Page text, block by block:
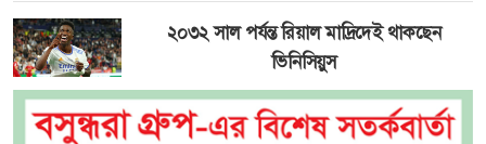
২০৩২ সাল পর্যন্ত রিয়াল মাদ্রিদেই থাকছেন
ভিনিসিয়ুস